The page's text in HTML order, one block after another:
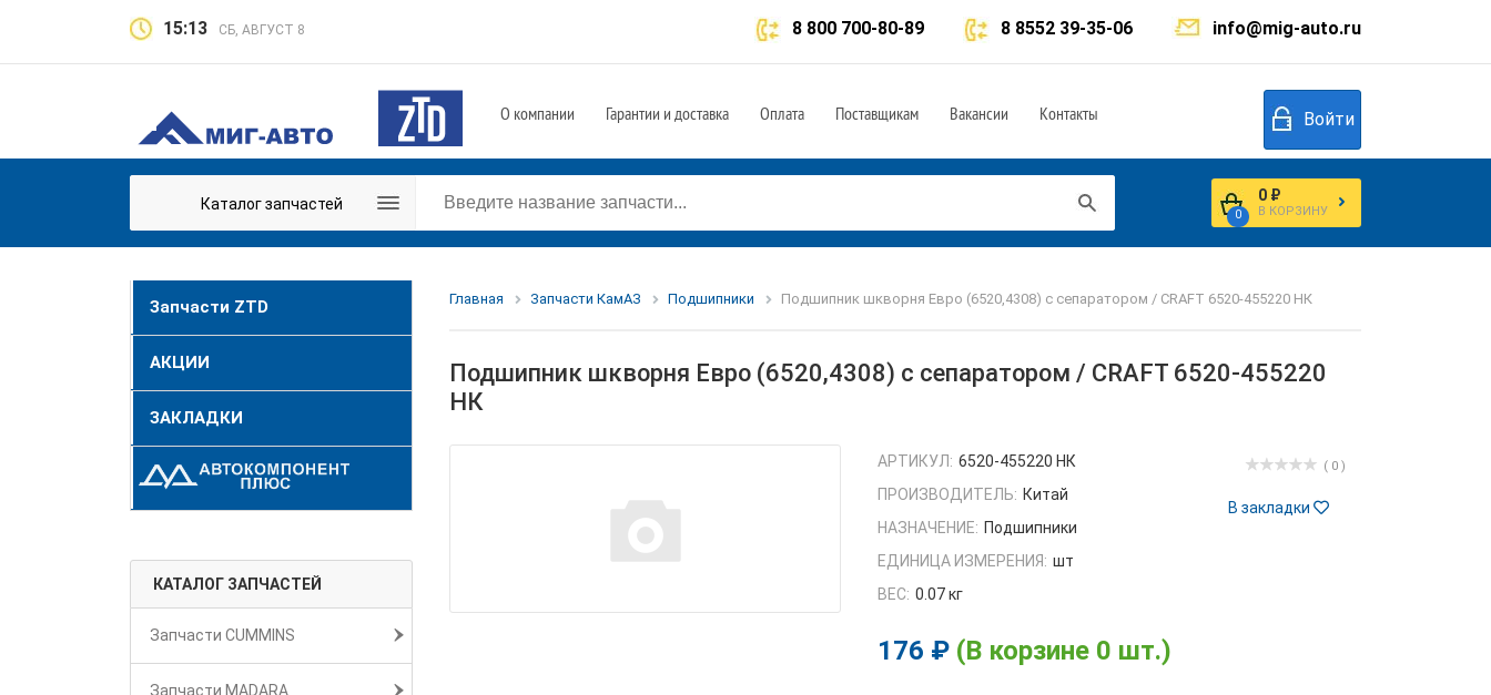
15:13 СБ, АВГУСТ 8 info@mig-auto.ru
8 8552 39-35-06
8 800 700-80-89
О компании Гарантии и доставка Оплата Поставщикам Вакансии Контакты Войти
Каталог запчастей
0
0 ₽
В КОРЗИНУ
Запчасти ZTD
АКЦИИ
ЗАКЛАДКИ
КАТАЛОГ ЗАПЧАСТЕЙ
Запчасти CUMMINS
Запчасти MADARA
Главная Запчасти КамАЗ Подшипники Подшипник шкворня Евро (6520,4308) с сепаратором / CRAFT 6520-455220 НК
Подшипник шкворня Евро (6520,4308) с сепаратором / CRAFT 6520-455220
НК
( 0 )
В закладки
АРТИКУЛ: 6520-455220 НК
ПРОИЗВОДИТЕЛЬ: Китай
НАЗНАЧЕНИЕ: Подшипники
ЕДИНИЦА ИЗМЕРЕНИЯ: шт
ВЕС: 0.07 кг
176 ₽ (В корзине 0 шт.)